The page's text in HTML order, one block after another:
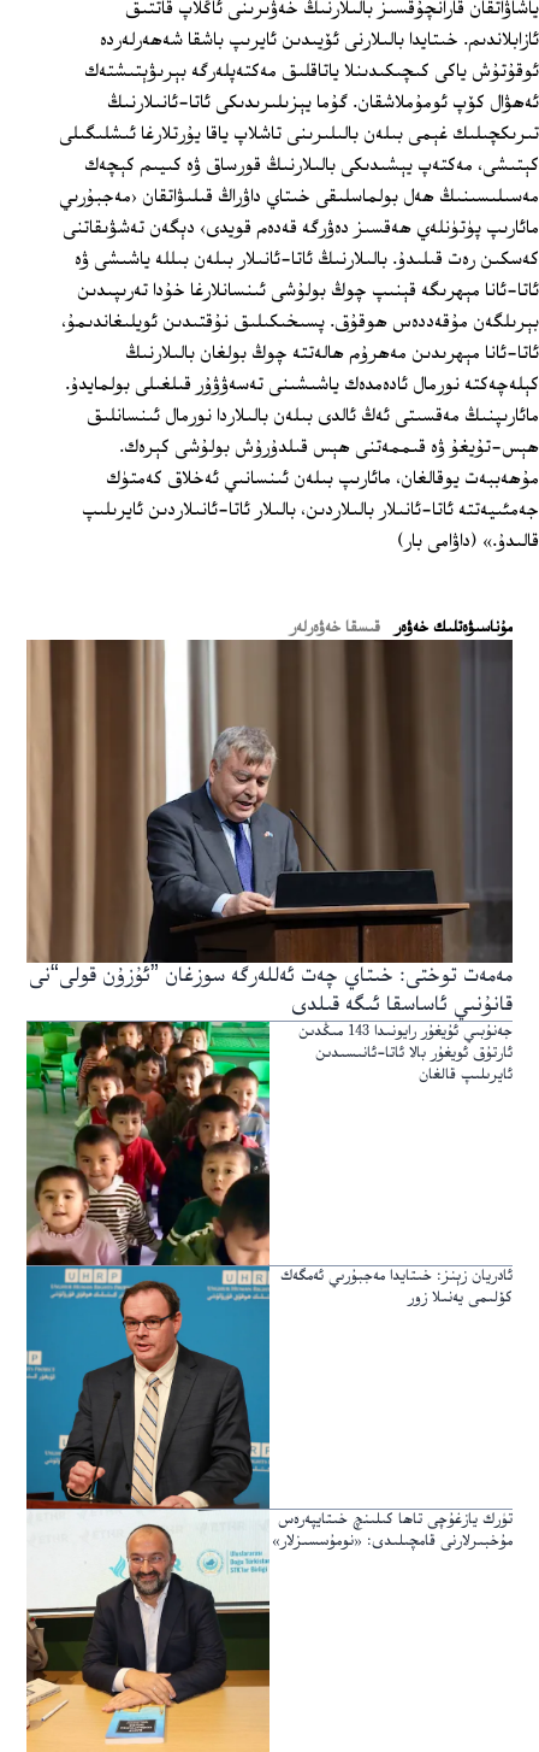
ياشاۋاتقان قارانچۇقسىز بالىلارنىڭ خەۋىرىنى ئاڭلاپ قاتتىق
ئازابلاندىم. خىتايدا بالىلارنى ئۆيىدىن ئايرىپ باشقا شەھەرلەردە
ئوقۇتۇش ياكى كىچىكىدىنلا ياتاقلىق مەكتەپلەرگە بېرىۋېتىشتەك
ئەھۋال كۆپ ئومۇملاشقان. گۇما يېزىلىرىدىكى ئاتا-ئانىلارنىڭ
تىرىكچىلىك غېمى بىلەن بالىلىرىنى تاشلاپ ياقا يۇرتلارغا ئىشلىگىلى
كېتىشى، مەكتەپ يېشىدىكى بالىلارنىڭ قورساق ۋە كىيىم كېچەك
مەسىلىسىنىڭ ھەل بولماسلىقى خىتاي داۋراڭ قىلىۋاتقان ‹مەجبۇرىي
مائارىپ پۈتۈنلەي ھەقسىز دەۋرگە قەدەم قويدى› دېگەن تەشۋىقاتنى
كەسكىن رەت قىلىدۇ. بالىلارنىڭ ئاتا-ئانىلار بىلەن بىللە ياشىشى ۋە
ئاتا-ئانا مېھرىگە قېنىپ چوڭ بولۇشى ئىنسانلارغا خۇدا تەرىپىدىن
بېرىلگەن مۇقەددەس ھوقۇق. پسىخىكىلىق نۇقتىدىن ئويلىغاندىمۇ،
ئاتا-ئانا مېھرىدىن مەھرۇم ھالەتتە چوڭ بولغان بالىلارنىڭ
كېلەچەكتە نورمال ئادەمدەك ياشىشىنى تەسەۋۋۇر قىلغىلى بولمايدۇ.
مائارىپنىڭ مەقسىتى ئەڭ ئالدى بىلەن بالىلاردا نورمال ئىنسانلىق
ھېس-تۇيغۇ ۋە قىممەتنى ھېس قىلدۇرۇش بولۇشى كېرەك.
مۇھەببەت يوقالغان، مائارىپ بىلەن ئىنسانىي ئەخلاق كەمتۈك
جەمئىيەتتە ئاتا-ئانىلار بالىلاردىن، بالىلار ئاتا-ئانىلاردىن ئايرىلىپ
قالىدۇ.» (داۋامى بار)
ﻣﯘﻧﺎﺳﯩﯟﻩﺗﻠﯩﻚ ﺧﻪﯞﻩﺭ قىسقا خەۋەرلەر
مەمەت توختى: خىتاي چەت ئەللەرگە سوزغان ”ئۇزۇن قولى“نى
قانۇنىي ئاساسقا ئىگە قىلدى
جەنۇبىي ئۇيغۇر رايونىدا 143 مىڭدىن
ئارتۇق ئويغۇر بالا ئاتا-ئانىسىدىن
ئايرىلىپ قالغان
ئادريان زېنز: خىتايدا مەجبۇرىي ئەمگەك
كۆلىمى يەنىلا زور
تۈرك يازغۇچى تاھا كىلىنچ خىتايپەرەس
مۇخبىرلارنى قامچىلىدى: «نومۇسسىزلار»